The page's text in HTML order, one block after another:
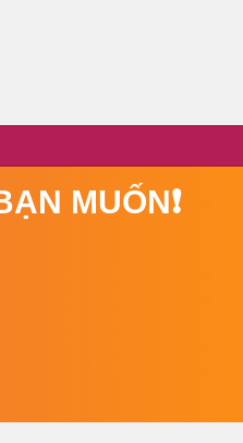
MUỐN❗